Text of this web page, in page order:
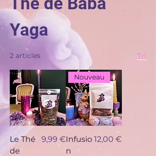
Yaga
2 articles Tri
Le Thé
de
Prix
9,99 €
Nouveau
Infusio
n
Prix
12,00 €